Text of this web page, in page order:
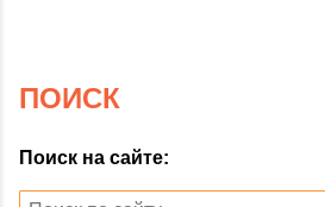
ПОИСК
Поиск на сайте: